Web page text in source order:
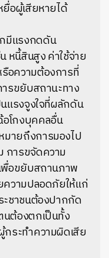
ยื่อผู้เสียหายได้
มีแรงกดดัน
หนี้สินสูง ค่าใช้จ่าย
อความต้องการที่
รขยับสถานะทาง
แรงจูงใจที่ผลักดัน
โกงบุคคลอื่น
ายถึงการมองไป
การขจัดความ
พื่อขยับสถานภาพ
ความปลอดภัยให้แก่
ะชาชนต้องปากกัด
นต้องตกเป็นทั้ง
ระทำความผิดเสีย